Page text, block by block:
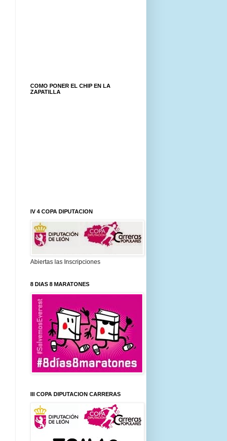
COMO PONER EL CHIP EN LA
ZAPATILLA
IV 4 COPA DIPUTACION
Abiertas las Inscripciones
8 DIAS 8 MARATONES
III COPA DIPUTACION CARRERAS